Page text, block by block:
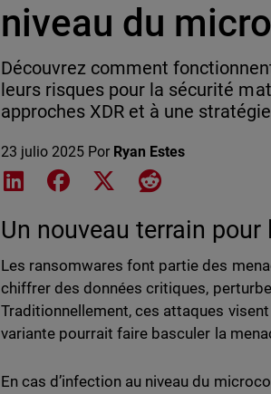
niveau du
Découvrez comment
leurs risques pour la sécurité
approches XDR et à une
23 julio 2025 Por Ryan Estes
Share on LinkedIn
Share on Facebook
Share on XShare on Reddit
Un nouveau terrain
Les ransomwares font partie des
chiffrer des données critiques,
Traditionnellement, ces attaques
variante pourrait faire basculer la
En cas d’infection au niveau du